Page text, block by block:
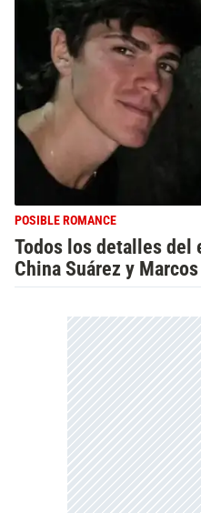
POSIBLE ROMANCE
Todos los detalles del
China Suárez y